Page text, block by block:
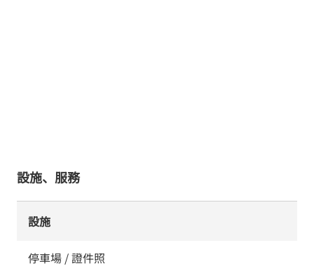
設施、服務
設施
停車場 / 證件照